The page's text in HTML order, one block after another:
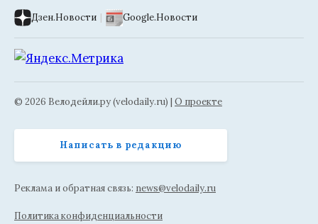
Дзен.Новости | Google.Новости
© 2026 Велодейли.ру (velodaily.ru) | О проекте
Написать в редакцию
Реклама и обратная связь: news@velodaily.ru
Политика конфиденциальности